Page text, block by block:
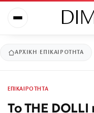
ΑΡΧΙΚΉ ΕΠΙΚΑΙΡΟΤΗΤΑ
ΕΠΙΚΑΙΡΟΤΗΤΑ
Το THE DOLLI